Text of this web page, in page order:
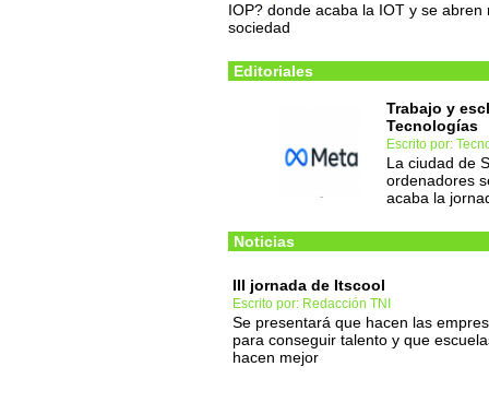
IOP? donde acaba la IOT y se
sociedad
Editoriales
Trabajo y
Tecnologías
Escrito por:
La ciudad de
ordenadores
acaba la
Noticias
III jornada de Itscool
Escrito por: Redacción TNI
Se presentará que hacen las
para conseguir talento y que
hacen mejor